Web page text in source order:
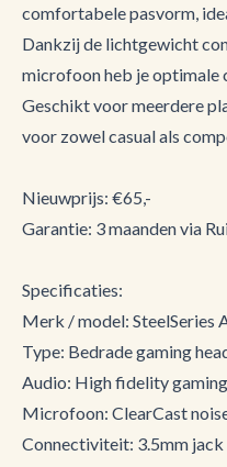
comfortabele pasvorm,
Dankzij de lichtgewicht
microfoon heb je optimale
Geschikt voor meerdere
voor zowel casual als
Nieuwprijs: €65,-
Garantie: 3 maanden via
Specificaties:
Merk / model: SteelSeries
Type: Bedrade gaming
Audio: High fidelity
Microfoon: ClearCast
Connectiviteit: 3.5mm jack